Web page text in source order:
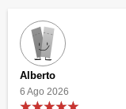
Alberto
6 Ago 2026